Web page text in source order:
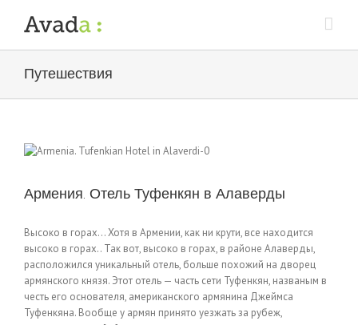
Путешествия
Армения. Отель Туфенкян в Алаверды
Высоко в горах… Хотя в Армении, как ни крути, все находится
высоко в горах.. Так вот, высоко в горах, в районе Алаверды,
расположился уникальный отель, больше похожий на дворец
армянского князя. Этот отель — часть сети Туфенкян, названым в
честь его основателя, американского армянина Джеймса
Туфенкяна. Вообще у армян принято уезжать за рубеж,